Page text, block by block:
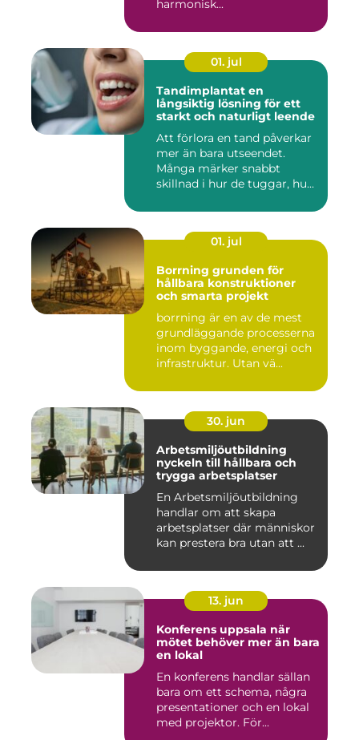
harmonisk...
01. jul
Tandimplantat en
långsiktig lösning för ett
starkt och naturligt leende
Att förlora en tand påverkar
mer än bara utseendet.
Många märker snabbt
skillnad i hur de tuggar, hu...
01. jul
Borrning grunden för
hållbara konstruktioner
och smarta projekt
borrning är en av de mest
grundläggande processerna
inom byggande, energi och
infrastruktur. Utan vä...
30. jun
Arbetsmiljöutbildning
nyckeln till hållbara och
trygga arbetsplatser
En Arbetsmiljöutbildning
handlar om att skapa
arbetsplatser där människor
kan prestera bra utan att ...
13. jun
Konferens uppsala när
mötet behöver mer än bara
en lokal
En konferens handlar sällan
bara om ett schema, några
presentationer och en lokal
med projektor. För...